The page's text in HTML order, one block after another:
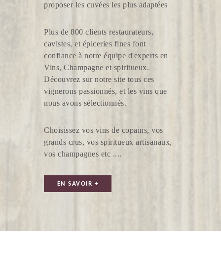
CAVE GRAND LISTRAC
proposer les cuvées les plus adaptées
Plus de 800 clients restaurateurs,
cavistes, et épiceries fines font
confiance à notre équipe d'experts en
Vins, Champagne et spiritueux.
Découvrez sur notre site tous ces
vignerons passionnés, et les vins que
nous avons sélectionnés.
Choisissez vos vins de copains, vos
grands crus, vos spiritueux artisanaux,
vos champagnes etc ....
EN SAVOIR +